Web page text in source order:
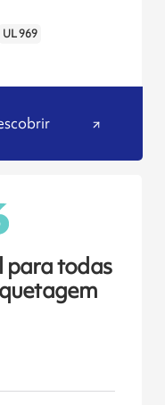
UL 969
para todas